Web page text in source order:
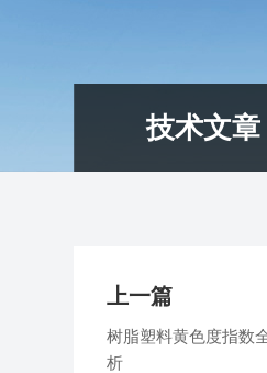
技术文章
上一篇
树脂塑料黄色度指数
析